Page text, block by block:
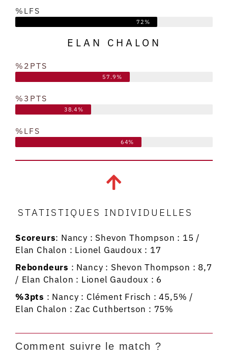
%LFS
72%
ELAN CHALON
%2PTS
57.9%
%3PTS
38.4%
%LFS
64%
STATISTIQUES INDIVIDUELLES
Scoreurs: Nancy : Shevon Thompson : 15 /
Elan Chalon : Lionel Gaudoux : 17
Rebondeurs : Nancy : Shevon Thompson : 8,7
/ Elan Chalon : Lionel Gaudoux : 6
%3pts : Nancy : Clément Frisch : 45,5% /
Elan Chalon : Zac Cuthbertson : 75%
Comment suivre le match ?